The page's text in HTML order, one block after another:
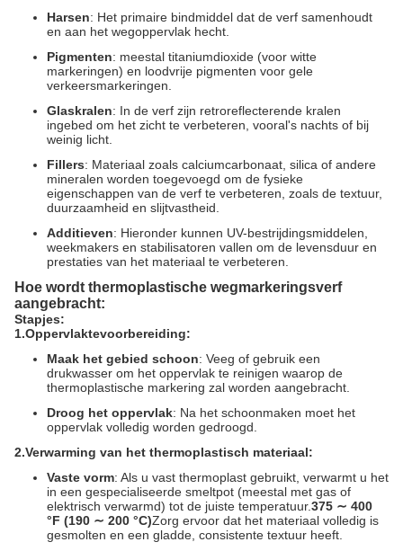
Harsen: Het primaire bindmiddel dat de verf samenhoudt
en aan het wegoppervlak hecht.
Pigmenten: meestal titaniumdioxide (voor witte
markeringen) en loodvrije pigmenten voor gele
verkeersmarkeringen.
Glaskralen: In de verf zijn retroreflecterende kralen
ingebed om het zicht te verbeteren, vooral's nachts of bij
weinig licht.
Fillers: Materiaal zoals calciumcarbonaat, silica of andere
mineralen worden toegevoegd om de fysieke
eigenschappen van de verf te verbeteren, zoals de textuur,
duurzaamheid en slijtvastheid.
Additieven: Hieronder kunnen UV-bestrijdingsmiddelen,
weekmakers en stabilisatoren vallen om de levensduur en
prestaties van het materiaal te verbeteren.
Hoe wordt thermoplastische wegmarkeringsverf
aangebracht:
Stapjes:
1.Oppervlaktevoorbereiding:
Maak het gebied schoon: Veeg of gebruik een
drukwasser om het oppervlak te reinigen waarop de
thermoplastische markering zal worden aangebracht.
Droog het oppervlak: Na het schoonmaken moet het
oppervlak volledig worden gedroogd.
2.Verwarming van het thermoplastisch materiaal:
Vaste vorm: Als u vast thermoplast gebruikt, verwarmt u het
in een gespecialiseerde smeltpot (meestal met gas of
elektrisch verwarmd) tot de juiste temperatuur.375 ∼ 400
°F (190 ∼ 200 °C)Zorg ervoor dat het materiaal volledig is
gesmolten en een gladde, consistente textuur heeft.